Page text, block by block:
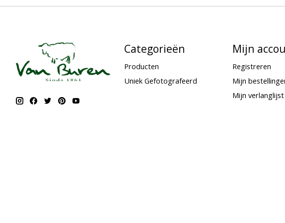
Categorieën
Producten
Uniek Gefotografeerd
Mijn
Registreren
Mijn
Mijn verlanglijst